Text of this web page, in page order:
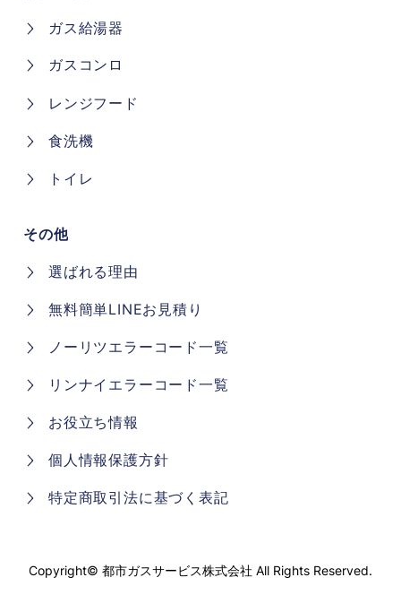
Copyright© 都市ガスサービス株式会社 All Rights Reserved.
トイレ
食洗機
レンジフード
ガスコンロ
ガス給湯器
個人情報保護方針
お役立ち情報
リンナイエラーコード一覧
ノーリツエラーコード一覧
無料簡単LINEお見積り
選ばれる理由
その他
特定商取引法に基づく表記